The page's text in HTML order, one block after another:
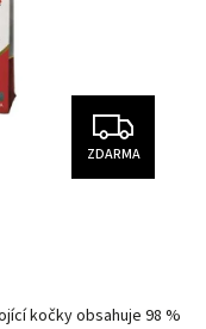
ZDARMA
kočky obsahuje 98 %